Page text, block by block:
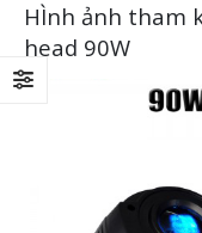
HÌnh ảnh tham
head 90W